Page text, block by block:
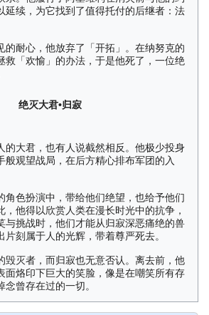
延续，为它找到了值得托付的后继者：法
的耐心，他放弃了「开拓」。在纳努克的
救「欢愉」的办法，于是他死了，一位绝
绝灭大君•归寂
的大君，也有人说截然相反。他极少投身
般观望战局，在后方精心排布军团的入
角色扮演中，带给他们绝望，也给予他们
，他得以欣赏人类在漫长时光中的抗争，
与挑战时，他们才能从归寂深恶痛绝的兽
刻属于人的光辉，带着尊严死去。
毁灭者，而归寂也无意否认。离去前，他
面烙印下巨大的笑脸，像是在嘲笑所有存
曾存在过的一切。